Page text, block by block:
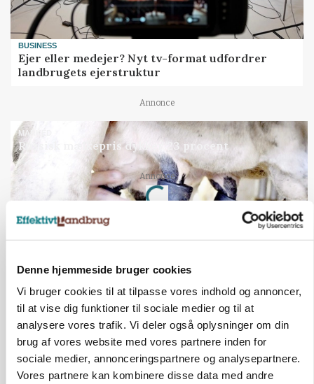
Denne hjemmeside bruger cookies
Vi bruger cookies til at tilpasse vores indhold og annoncer,
til at vise dig funktioner til sociale medier og til at
analysere vores trafik. Vi deler også oplysninger om din
brug af vores website med vores partnere inden for
sociale medier, annonceringspartnere og analysepartnere.
Vores partnere kan kombinere disse data med andre
BUSINESS
Ejer eller medejer? Nyt tv-format udfordrer
landbrugets ejerstruktur
Annonce
MARKED
Russisk mælkepris dykker 23 procent
Annonce
Loading...